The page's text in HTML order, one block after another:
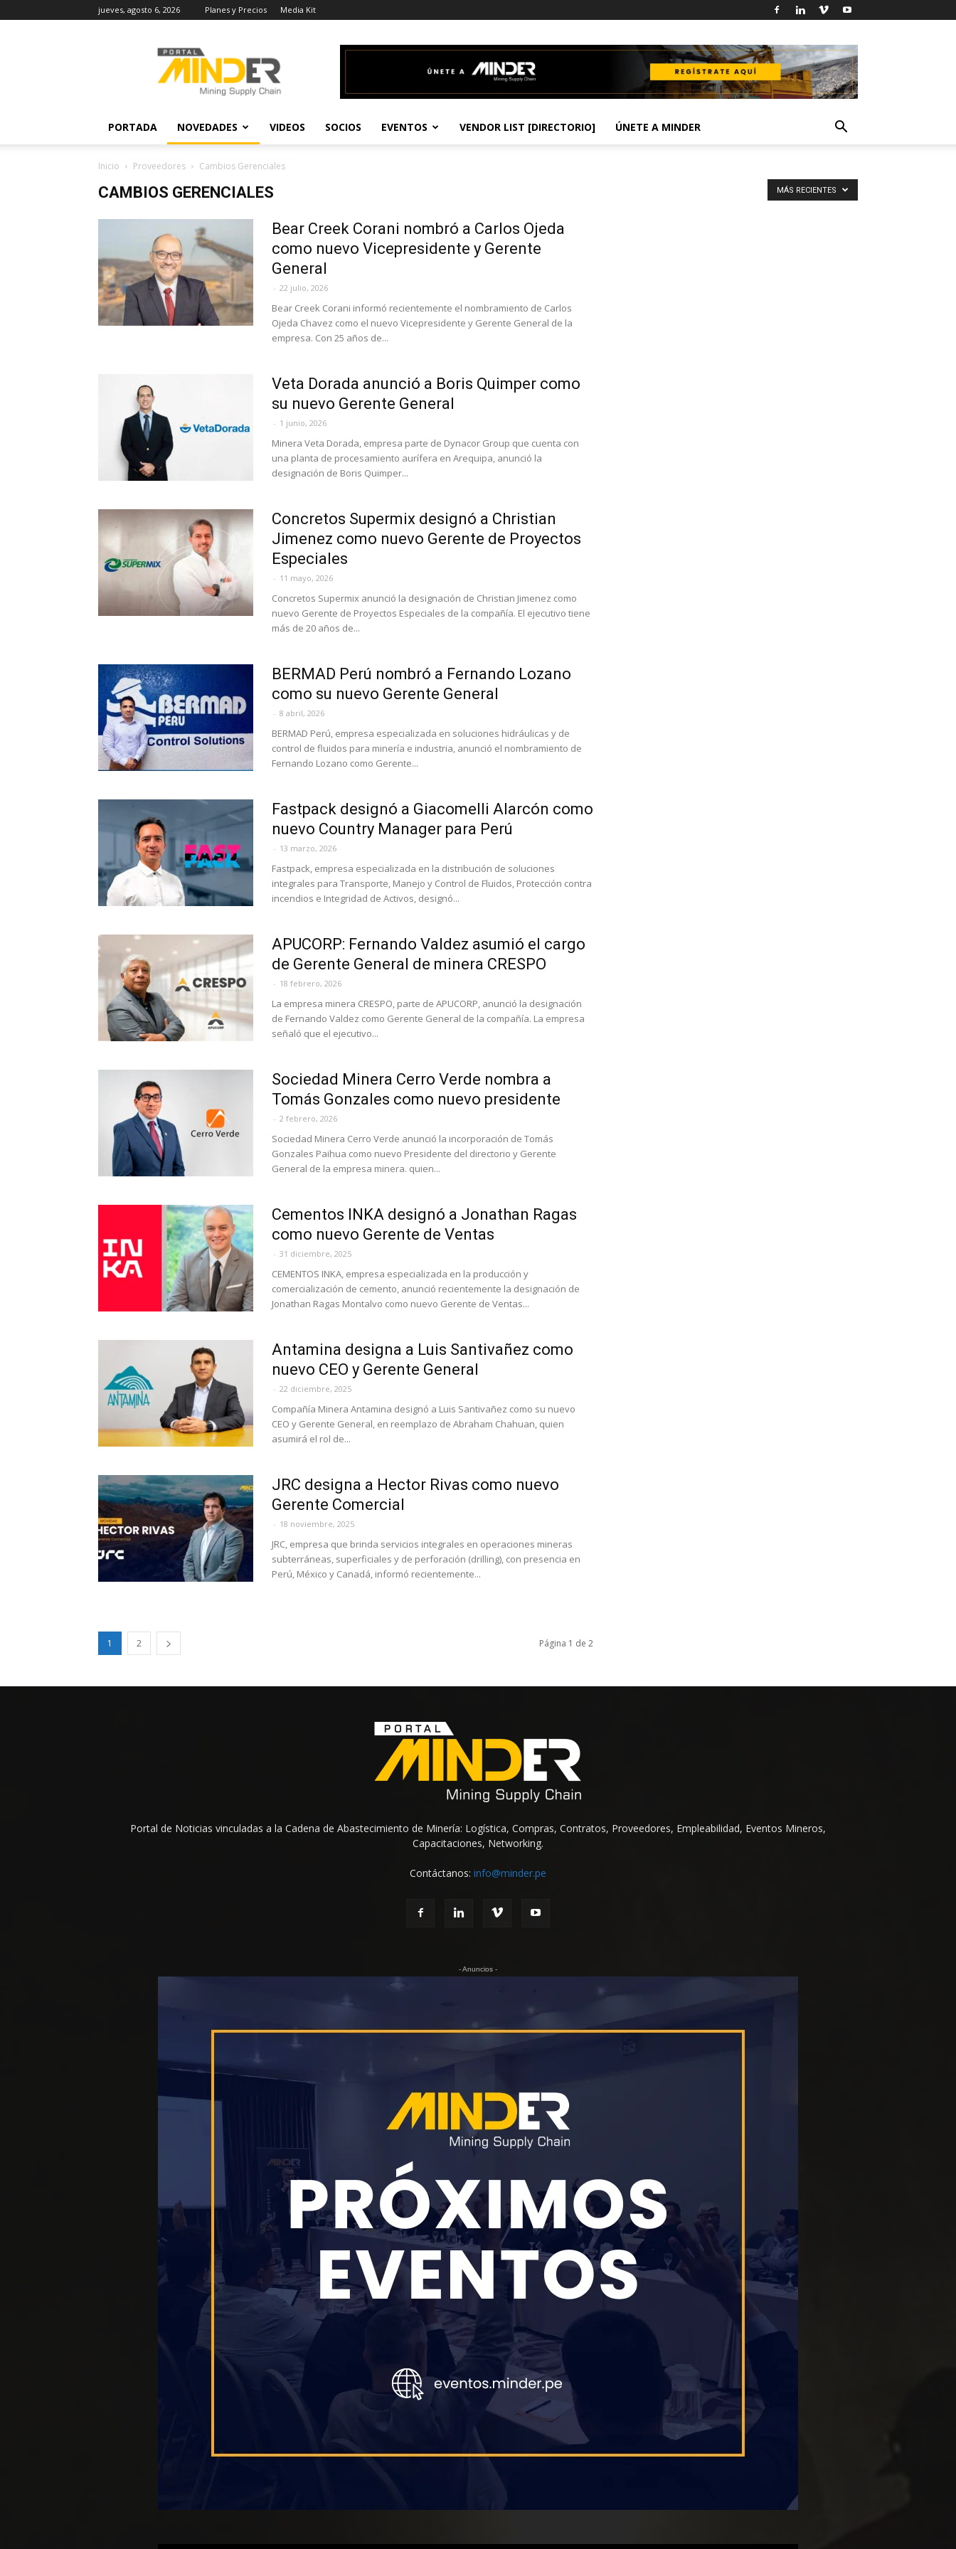
jueves, agosto 6, 2026 Planes y Precios Media Kit
Actualidad
Minera
PORTADA NOVEDADES VIDEOS SOCIOS EVENTOS VENDOR LIST [DIRECTORIO] ÚNETE A MINDER
Inicio Proveedores Cambios Gerenciales
CAMBIOS GERENCIALES MÁS RECIENTES
Bear Creek Corani nombró a Carlos Ojeda
como nuevo Vicepresidente y Gerente
General
- 22 julio, 2026
Bear Creek Corani informó recientemente el nombramiento de Carlos
Ojeda Chavez como el nuevo Vicepresidente y Gerente General de la
empresa. Con 25 años de...
Veta Dorada anunció a Boris Quimper como
su nuevo Gerente General
- 1 junio, 2026
Minera Veta Dorada, empresa parte de Dynacor Group que cuenta con
una planta de procesamiento aurífera en Arequipa, anunció la
designación de Boris Quimper...
Concretos Supermix designó a Christian
Jimenez como nuevo Gerente de Proyectos
Especiales
- 11 mayo, 2026
Concretos Supermix anunció la designación de Christian Jimenez como
nuevo Gerente de Proyectos Especiales de la compañía. El ejecutivo tiene
más de 20 años de...
BERMAD Perú nombró a Fernando Lozano
como su nuevo Gerente General
- 8 abril, 2026
BERMAD Perú, empresa especializada en soluciones hidráulicas y de
control de fluidos para minería e industria, anunció el nombramiento de
Fernando Lozano como Gerente...
Fastpack designó a Giacomelli Alarcón como
nuevo Country Manager para Perú
- 13 marzo, 2026
Fastpack, empresa especializada en la distribución de soluciones
integrales para Transporte, Manejo y Control de Fluidos, Protección contra
incendios e Integridad de Activos, designó...
APUCORP: Fernando Valdez asumió el cargo
de Gerente General de minera CRESPO
- 18 febrero, 2026
La empresa minera CRESPO, parte de APUCORP, anunció la designación
de Fernando Valdez como Gerente General de la compañía. La empresa
señaló que el ejecutivo...
Sociedad Minera Cerro Verde nombra a
Tomás Gonzales como nuevo presidente
- 2 febrero, 2026
Sociedad Minera Cerro Verde anunció la incorporación de Tomás
Gonzales Paihua como nuevo Presidente del directorio y Gerente
General de la empresa minera. quien...
Cementos INKA designó a Jonathan Ragas
como nuevo Gerente de Ventas
- 31 diciembre, 2025
CEMENTOS INKA, empresa especializada en la producción y
comercialización de cemento, anunció recientemente la designación de
Jonathan Ragas Montalvo como nuevo Gerente de Ventas...
Antamina designa a Luis Santivañez como
nuevo CEO y Gerente General
- 22 diciembre, 2025
Compañía Minera Antamina designó a Luis Santivañez como su nuevo
CEO y Gerente General, en reemplazo de Abraham Chahuan, quien
asumirá el rol de...
JRC designa a Hector Rivas como nuevo
Gerente Comercial
- 18 noviembre, 2025
JRC, empresa que brinda servicios integrales en operaciones mineras
subterráneas, superficiales y de perforación (drilling), con presencia en
Perú, México y Canadá, informó recientemente...
1 2 Página 1 de 2
Portal de Noticias vinculadas a la Cadena de Abastecimiento de Minería: Logística, Compras, Contratos, Proveedores, Empleabilidad, Eventos Mineros,
Capacitaciones, Networking.
Contáctanos: info@minder.pe
- Anuncios -